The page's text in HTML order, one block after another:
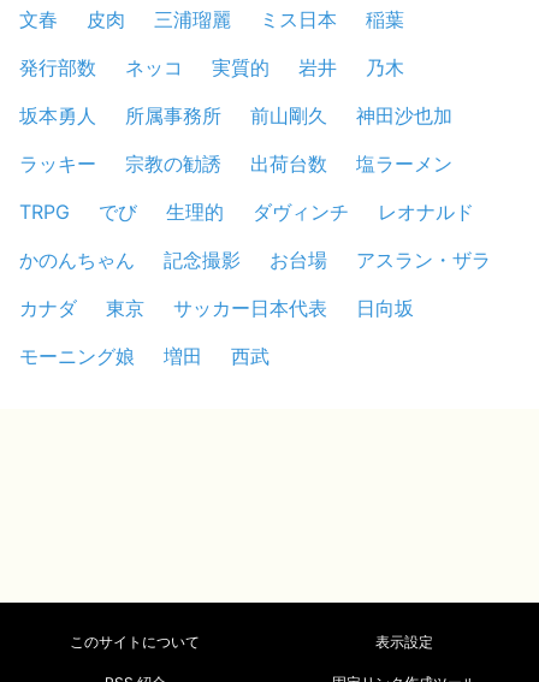
文春
皮肉 三浦瑠麗 ミス日本
稲葉
発行部数
ネッコ 実質的 岩井
乃木
坂本勇人
所属事務所 前山剛久
神田沙也加
ラッキー
宗教の勧誘 出荷台数
塩ラーメン
TRPG
でび 生理的 ダヴィンチ
レオナルド
かのんちゃん
記念撮影 お台場
アスラン・ザラ
カナダ
東京 サッカー日本代表
日向坂
モーニング娘
増田 西武
このサイトについて 表示設定